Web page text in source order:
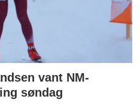
vant NM-
søndag